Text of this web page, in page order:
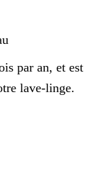
par an, et est
lave-linge.